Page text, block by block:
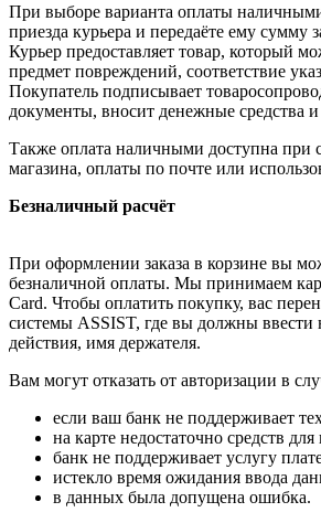
При выборе варианта оплаты
приезда курьера и передаёте ему сумму
Курьер предоставляет товар, который
предмет повреждений, соответствие
Покупатель подписывает
документы, вносит денежные средства и
Также оплата наличными доступна при
магазина, оплаты по почте или
Безналичный расчёт
При оформлении заказа в корзине вы
безналичной оплаты. Мы принимаем
Card. Чтобы оплатить покупку, вас
системы ASSIST, где вы должны ввести
действия, имя держателя.
Вам могут отказать от авторизации в
если ваш банк не поддерживает
на карте недостаточно средств
банк не поддерживает услугу
истекло время ожидания ввода
в данных была допущена ошибка.